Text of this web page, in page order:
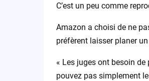
C’est un peu comme
Amazon a choisi de ne
préfèrent laisser planer
« Les juges ont besoin
pouvez pas simplement